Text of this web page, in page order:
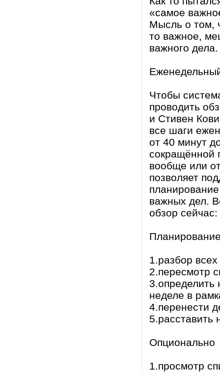
«самое
Мысль о том,
то важное,
важного дела.
Чтобы
проводить
и Стивен
все шаги
от 40 минут
сокращённой
вообще или
позволяет
важных дел.
обзор сейчас:
1.разбор всех
2.пересмотр
3.определить
неделе в
4.перенести
5.расставить
Опционально
1.просмотр